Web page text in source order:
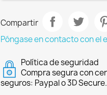
Compartir
Póngase en contacto con el
Política de seguridad
Compra segura con
seguros: Paypal o 3D Secure.